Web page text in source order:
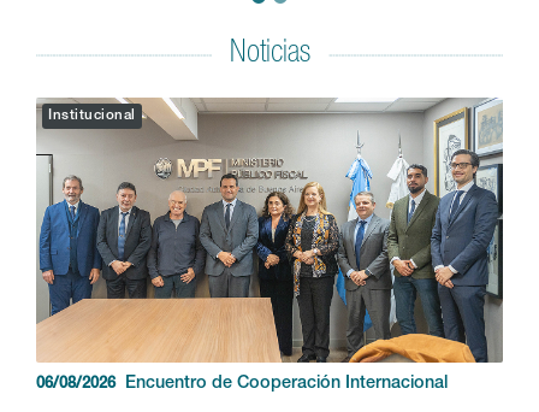
Noticias
Institucional
06/08/2026 Encuentro de Cooperación Internacional